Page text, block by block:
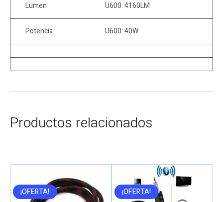
Lumen U600: 4160LM
Potencia U600: 40W
Productos relacionados
¡OFERTA! ¡OFERTA!